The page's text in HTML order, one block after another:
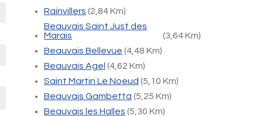
Rainvillers (2,84 Km)
Beauvais Saint Just des
Marais
(3,64 Km)
Beauvais Bellevue (4,48 Km)
Beauvais Agel (4,62 Km)
Saint Martin Le Noeud (5,10 Km)
Beauvais Gambetta (5,25 Km)
Beauvais les Halles (5,30 Km)